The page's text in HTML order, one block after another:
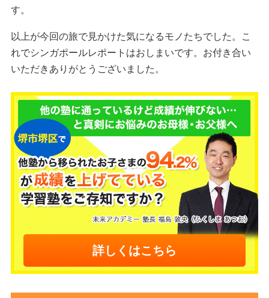
す。
以上が今回の旅で見かけた気になるモノたちでした。こ
れでシンガポールレポートはおしまいです。お付き合い
いただきありがとうございました。
詳しくはこちら